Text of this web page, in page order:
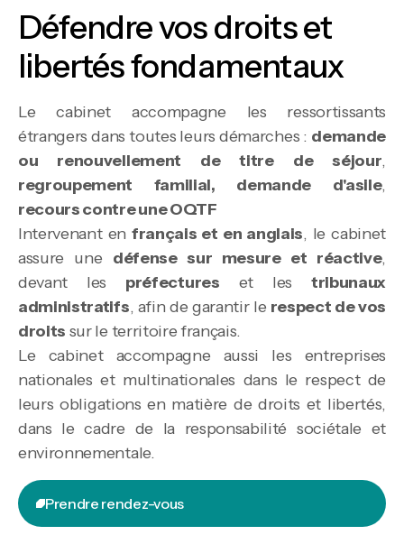
Défendre vos droits et
libertés fondamentaux
Le cabinet accompagne les ressortissants
étrangers dans toutes leurs démarches : demande
ou renouvellement de titre de séjour,
regroupement familial, demande d'asile,
recours contre une OQTF
Intervenant en français et en anglais, le cabinet
assure une défense sur mesure et réactive,
devant les préfectures et les tribunaux
administratifs, afin de garantir le respect de vos
droits sur le territoire français.
Le cabinet accompagne aussi les entreprises
nationales et multinationales dans le respect de
leurs obligations en matière de droits et libertés,
dans le cadre de la responsabilité sociétale et
environnementale.
Prendre rendez-vous
Prendre rendez-vous